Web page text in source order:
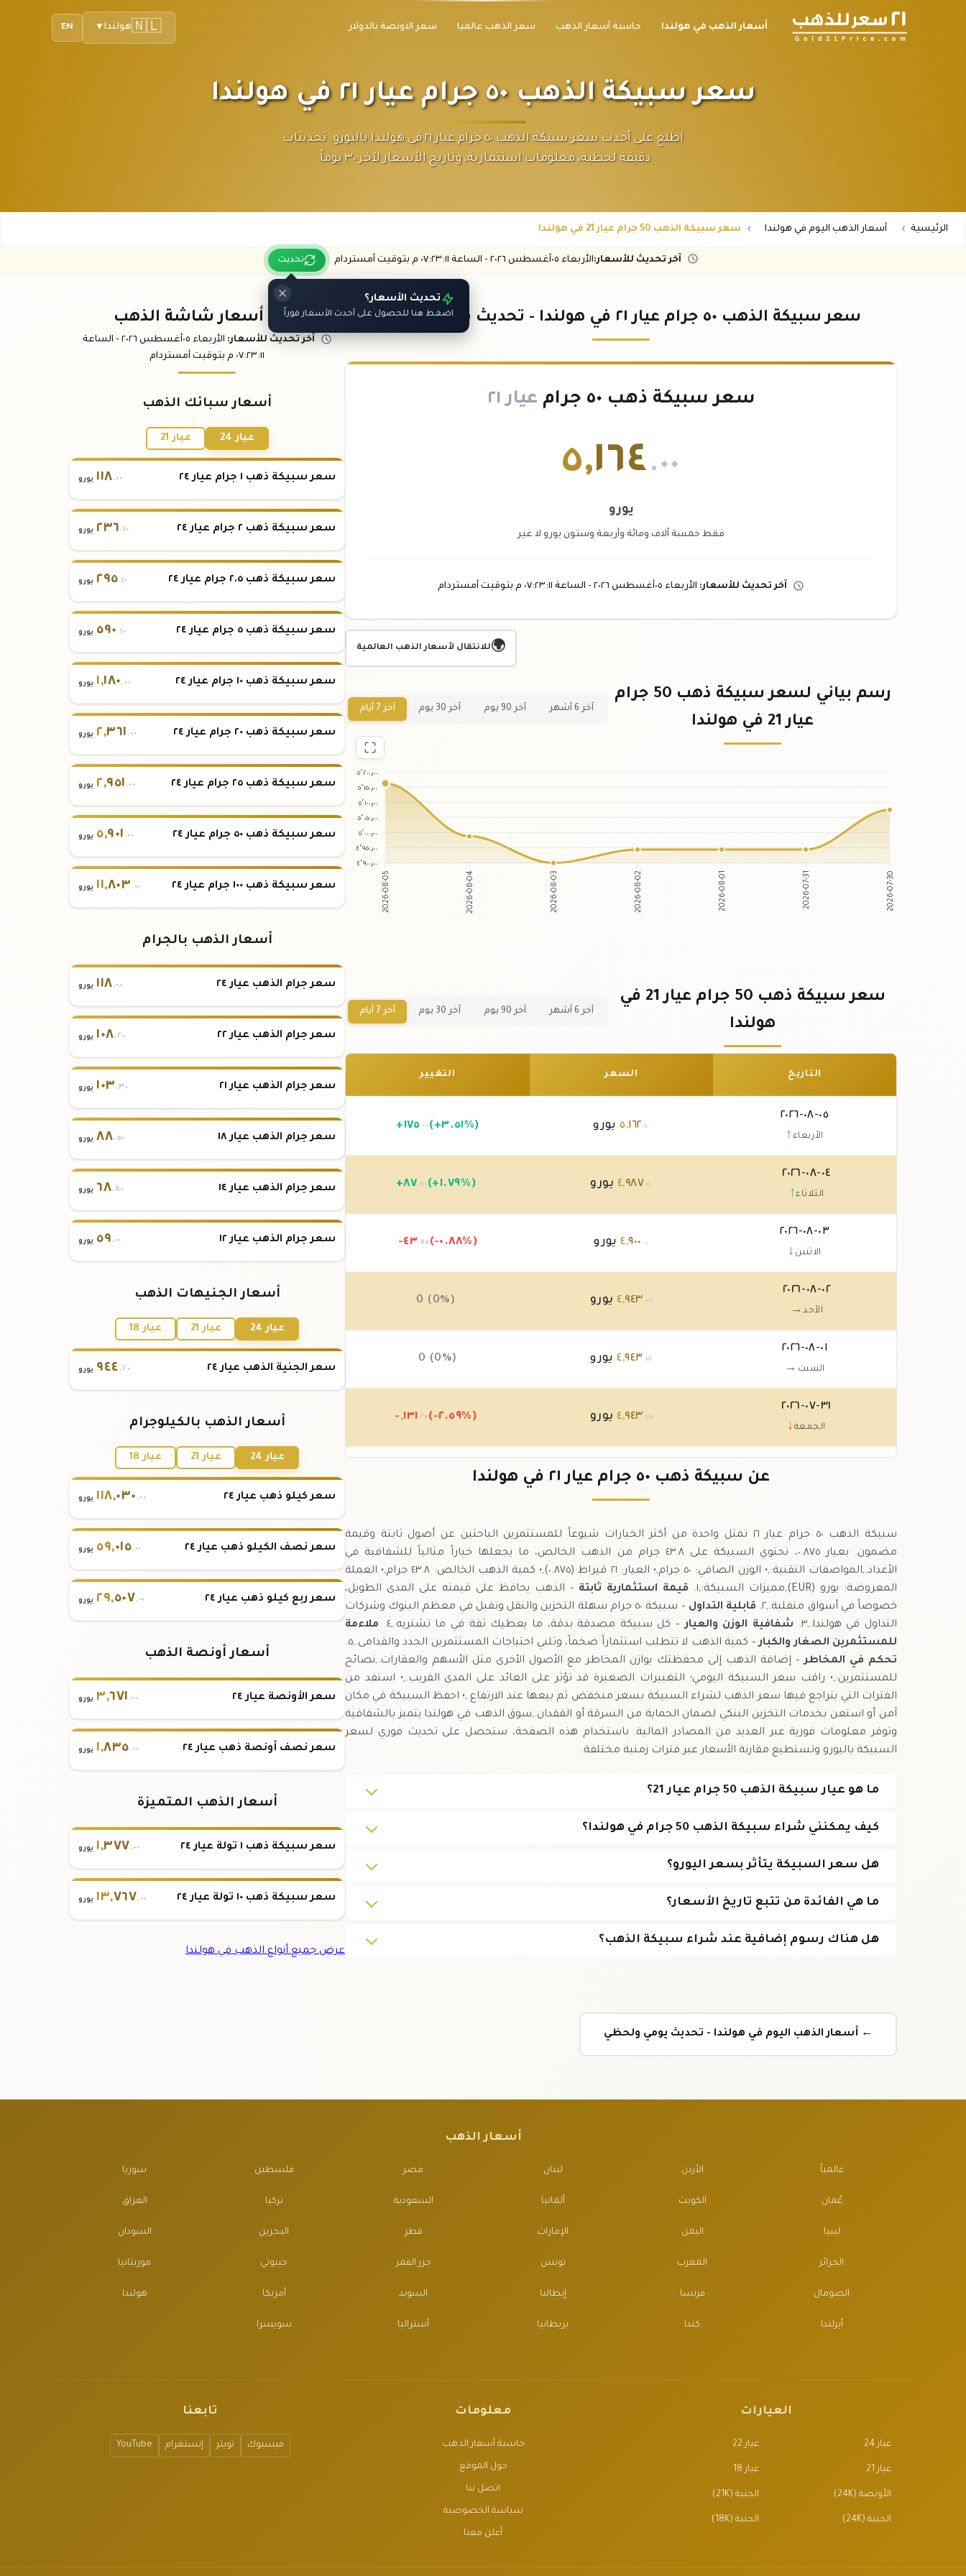
أسعار الذهب في هولندا حاسبة أسعار الذهب سعر الذهب عالميا سعر الاونصة بالدولار EN 🇳🇱هولندا ▼
سعر سبيكة الذهب ٥٠ جرام عيار ٢١ في هولندا
اطلع على أحدث سعر سبيكة الذهب ٥٠ جرام عيار ٢١ في هولندا باليورو. تحديثات
دقيقة لحظية، معلومات استثمارية، وتاريخ الأسعار لآخر ٣٠ يوماً.
الرئيسية أسعار الذهب اليوم في هولندا سعر سبيكة الذهب 50 جرام عيار 21 في هولندا
آخر تحديث للأسعار:الأربعاء ٠٥ أغسطس ٢٠٢٦ - الساعة :١١ م بتوقيت أمستردام تحديث
تحديث الأسعار؟
اضغط هنا للحصول على أحدث الأسعار فوراً سعر سبيكة الذهب ٥٠ جرام عيار ٢١ في هولندا - تحديث فوري باليورو
سعر سبيكة ذهب ٥٠ جرام عيار ٢١
٥,١٦٤ .٠٠
يورو
فقط خمسة آلاف ومائة وأربعة وستون يورو لا غير
آخر تحديث للأسعار: الأربعاء ٠٥ أغسطس ٢٠٢٦ - الساعة :١١ م بتوقيت أمستردام
🌍للانتقال لأسعار الذهب العالمية
رسم بياني لسعر سبيكة ذهب 50 جرام
عيار 21 في هولندا
آخر 6 أشهر آخر 90 يوم آخر 30 يوم آخر 7 أيام
٥٬٢٠٠٫٠٠
٥٬١٥٠٫٠٠
٥٬١٠٠٫٠٠
٥٬٠٥٠٫٠٠
٥٬٠٠٠٫٠٠
٤٬٩٥٠٫٠٠
٤٬٩٠٠٫٠٠
2026-08-05 2026-08-04 2026-08-03 2026-08-02 2026-08-01 2026-07-31 2026-07-30
سعر سبيكة ذهب 50 جرام عيار 21 في
هولندا
آخر 6 أشهر آخر 90 يوم آخر 30 يوم آخر 7 أيام
التاريخ السعر التغيير
٠٥-٠٨-٢٠٢٦
الأربعاء ↑
٥,١٦٢.٥٠ يورو +١٧٥ .٠٠ (+٣.٥١%)
٠٤-٠٨-٢٠٢٦
الثلاثاء↑
٤,٩٨٧.٥٠ يورو +٨٧ .٥٠ (+١.٧٩%)
٠٣-٠٨-٢٠٢٦
الاثنين ↓
٤,٩٠٠ .٠٠ يورو -٤٣ .٧٥ (-٠.٨٨%)
٠٢-٠٨-٢٠٢٦
الأحد→
٤,٩٤٣.٧٥ يورو 0 (0%)
٠١-٠٨-٢٠٢٦
السبت →
٤,٩٤٣.٧٥ يورو 0 (0%)
٣١-٠٧-٢٠٢٦
الجمعة ↓
٤,٩٤٣.٧٥ يورو -,١٣١ .٢٥ (-٢.٥٩%)
٥,٠٧٥.٠٠ يورو عن سبيكة ذهب ٥٠ جرام عيار ٢١ في هولندا
سبيكة الذهب ٥٠ جرام عيار ٢١ تمثل واحدة من أكثر الخيارات شيوعاً للمستثمرين الباحثين عن أصول ثابتة وقيمة
مضمون. بعيار ٠.٨٧٥، تحتوي السبيكة على ٤٣.٨ جرام من الذهب الخالص، ما يجعلها خياراً مثالياً للشفافية في
الأعداد.,المواصفات التقنية:,• الوزن الصافي: ٥٠ جرام,• العيار: ٢١ قيراط (٠.٨٧٥),• كمية الذهب الخالص: ٤٣.٨ جرام,• العملة
المعروضة: يورو (EUR),مميزات السبيكة:,١.
قيمة استثمارية ثابتة – الذهب يحافظ على قيمته على المدى الطويل،
خصوصاً في أسواق متقلبة.,٢.
قابلية التداول
– سبيكة ٥٠ جرام سهلة التخزين والنقل وتقبل في معظم البنوك وشركات
التداول في هولندا.,٣.
شفافية الوزن والعيار– كل سبيكة مصدقة بدقة، ما يعطيك ثقة في ما تشتريه.,٤.
ملاءمة
للمستثمرين الصغار والكبار– كمية الذهب لا تتطلب استثماراً ضخماً، وتلبي احتياجات المستثمرين الجدد والقدامى.,٥.
تحكم في المخاطر– إضافة الذهب إلى محفظتك يوازن المخاطر مع الأصول الأخرى مثل الأسهم والعقارات.,نصائح
للمستثمرين:,• راقب سعر السبيكة اليومي؛ التغييرات الصغيرة قد تؤثر على العائد على المدى القريب.,• استفد من
الفترات التي يتراجع فيها سعر الذهب لشراء السبيكة بسعر منخفض ثم بيعها عند الارتفاع.,• احفظ السبيكة في مكان
آمن أو استعن بخدمات التخزين البنكي لضمان الحماية من السرقة أو الفقدان.,سوق الذهب في هولندا يتميز بالشفافية
وتوفر معلومات فورية عبر العديد من المصادر المالية. باستخدام هذه الصفحة، ستحصل على تحديث فوري لسعر
السبيكة باليورو وتستطيع مقارنة الأسعار عبر فترات زمنية مختلفة.
ما هو عيار سبيكة الذهب 50 جرام عيار 21؟
كيف يمكنني شراء سبيكة الذهب 50 جرام في هولندا؟
هل سعر السبيكة يتأثر بسعر اليورو؟
ما هي الفائدة من تتبع تاريخ الأسعار؟
هل هناك رسوم إضافية عند شراء سبيكة الذهب؟
باقي أسعار شاشة الذهب
آخر تحديث للأسعار: الأربعاء ٠٥ أغسطس ٢٠٢٦ -
الساعة
٠٧:٢٣:١١ م بتوقيت أمستردام
أسعار سبائك الذهب
عيار 24 عيار 21
سعر سبيكة ذهب ١ جرام عيار ٢٤ ١١٨.٠٠ يورو
سعر سبيكة ذهب ٢ جرام عيار ٢٤ ٢٣٦ .١٠ يورو
سعر سبيكة ذهب ٢.٥ جرام عيار ٢٤ ٢٩٥.١٠ يورو
سعر سبيكة ذهب ٥ جرام عيار ٢٤ ٥٩٠ .١٠ يورو
سعر سبيكة ذهب ١٠ جرام عيار ٢٤ ١,١٨٠ .٠٠ يورو
سعر سبيكة ذهب ٢٠ جرام عيار ٢٤ ٢,٣٦١ .٠٠ يورو
سعر سبيكة ذهب ٢٥ جرام عيار ٢٤ ٢,٩٥١ .٠٠ يورو
سعر سبيكة ذهب ٥٠ جرام عيار ٢٤ ٥,٩٠١ .٠٠ يورو
سعر سبيكة ذهب ١٠٠ جرام عيار ٢٤ ١١,٨٠٣.٠٠ يورو
أسعار الذهب بالجرام
سعر جرام الذهب عيار ٢٤ ١١٨.٠٠ يورو
سعر جرام الذهب عيار ٢٢ ١٠٨.٢٠ يورو
سعر جرام الذهب عيار ٢١ ١٠٣ .٣٠ يورو
سعر جرام الذهب عيار ١٨ ٨٨.٥٠ يورو
سعر جرام الذهب عيار ١٤ ٦٨.٨٠ يورو
سعر جرام الذهب عيار ١٢ ٥٩.٠٠ يورو
أسعار الجنيهات الذهب
عيار 24 عيار 21 عيار 18
سعر الجنية الذهب عيار ٢٤ ٩٤٤ .٢٠ يورو
أسعار الذهب بالكيلوجرام
عيار 24 عيار 21 عيار 18
سعر كيلو ذهب عيار ٢٤ ١١٨,٠٣٠ .٠٠ يورو
سعر نصف الكيلو ذهب عيار ٢٤ ٥٩,٠١٥.٠٠ يورو
سعر ربع كيلو ذهب عيار ٢٤ ٢٩,٥٠٧.٠٠ يورو
أسعار أونصة الذهب
سعر الأونصة عيار ٢٤ ٣,٦٧١ .٠٠ يورو
سعر نصف أونصة ذهب عيار ٢٤ ١,٨٣٥.٠٠ يورو
أسعار الذهب المتميزة
سعر سبيكة ذهب ١ تولة عيار ٢٤ ١,٣٧٧ .٠٠ يورو
سعر سبيكة ذهب ١٠ تولة عيار ٢٤ ١٣,٧٦٧.٠٠ يورو
عرض جميع أنواع الذهب في هولندا
← أسعار الذهب اليوم في هولندا - تحديث يومي ولحظي
أسعار الذهب
عالمياً الأردن لبنان مصر فلسطين سوريا
عُمان الكويت ألمانيا السعودية تركيا العراق
ليبيا اليمن الإمارات قطر البحرين السودان
الجزائر المغرب تونس جزر القمر جيبوتي موريتانيا
الصومال فرنسا إيطاليا السويد أمريكا هولندا
أيرلندا كندا بريطانيا أستراليا سويسرا
العيارات
عيار 24 عيار 22
عيار 21 عيار 18
الأونصة (24K) الجنية (21K)
الجنية (24K) الجنية (18K)
معلومات
حاسبة أسعار الذهب
حول الموقع
اتصل بنا
سياسة الخصوصية
أعلن معنا
تابعنا
فيسبوك تويتر إنستغرام YouTube